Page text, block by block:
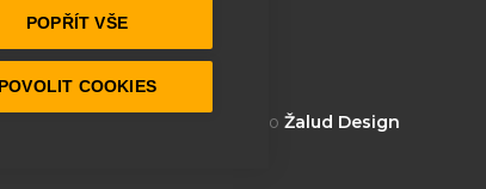
Vytvořilo studio Žalud Design
POPŘÍT VŠE
POVOLIT COOKIES